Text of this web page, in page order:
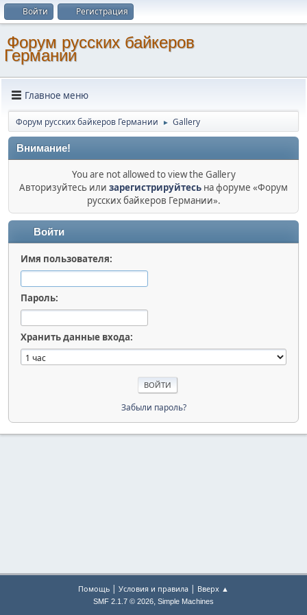
Войти Регистрация
Форум русских байкеров
Германии
Главное меню
Форум русских байкеров Германии ► Gallery
Внимание!
You are not allowed to view the Gallery
Авторизуйтесь или зарегистрируйтесь на форуме «Форум
русских байкеров Германии».
Войти
Имя пользователя:
Пароль:
Хранить данные входа:
Забыли пароль?
Помощь | Условия и правила | Вверх ▲
SMF 2.1.7 © 2026, Simple Machines